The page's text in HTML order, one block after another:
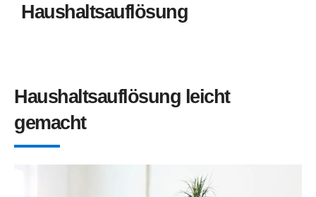
Haushaltsauflösung
Haushaltsauflösung leicht
gemacht